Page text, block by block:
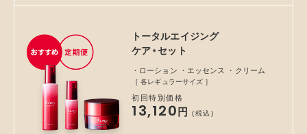
トータルエイジング
ケア ＊セット
・ローション ・エッセンス ・クリーム
［ 各レギュラーサイズ ］
初回特別価格
13,120円 (税込)